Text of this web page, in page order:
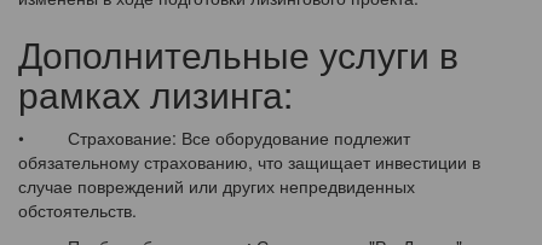
Дополнительные услуги в
рамках лизинга:
• Страхование: Все оборудование подлежит
обязательному страхованию, что защищает инвестиции в
случае повреждений или других непредвиденных
обстоятельств.